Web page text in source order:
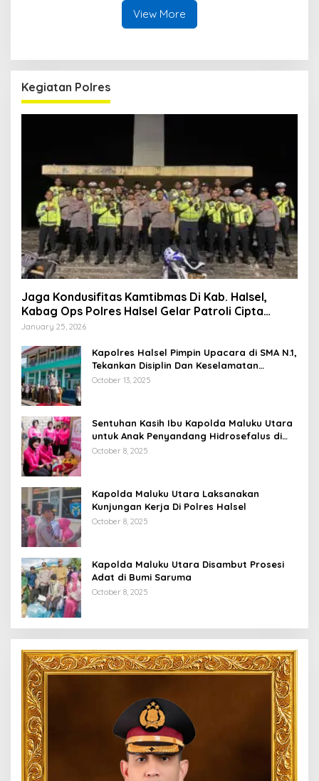
Kawasan SPBU Bacan
View More
Kegiatan Polres
Jaga Kondusifitas Kamtibmas Di Kab. Halsel,
Kabag Ops Polres Halsel Gelar Patroli Cipta
Kondisi
January 25, 2026
Kapolres Halsel Pimpin Upacara di SMA N.1,
Tekankan Disiplin Dan Keselamatan
Berkendara
October 13, 2025
Sentuhan Kasih Ibu Kapolda Maluku Utara
untuk Anak Penyandang Hidrosefalus di
Desa Babang
October 8, 2025
Kapolda Maluku Utara Laksanakan
Kunjungan Kerja Di Polres Halsel
October 8, 2025
Kapolda Maluku Utara Disambut Prosesi
Adat di Bumi Saruma
October 8, 2025